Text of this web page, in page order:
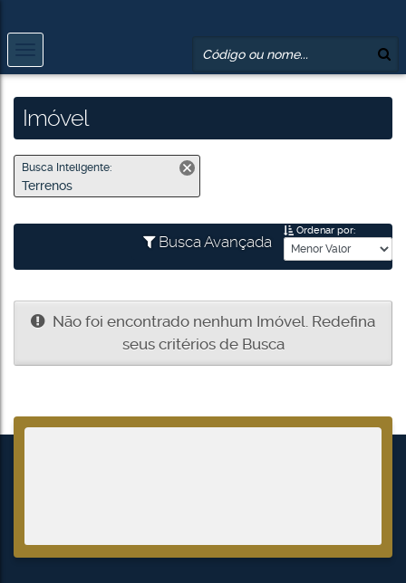
Imóvel
Busca Inteligente:
Terrenos
Busca Avançada
Ordenar por:
Não foi encontrado nenhum Imóvel. Redefina
seus critérios de Busca